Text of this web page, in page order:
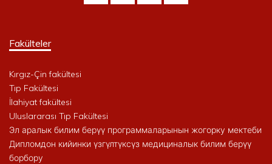
Fakülteler
Kırgız-Çin fakültesi
Tıp Fakültesi
İlahiyat fakültesi
Uluslararası Tıp Fakültesi
Эл аралык билим берүү программаларынын жогорку мектеби
Дипломдон кийинки үзгүлтүксүз медициналык билим берүү
борбору